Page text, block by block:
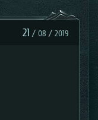
21 / 08 / 2019